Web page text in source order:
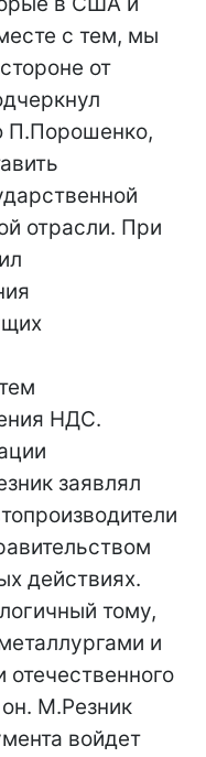
с тем, мы
от
П.Порошенко,
отрасли. При
НДС.
заявлял
действиях.
тому,
и
М.Резник
войдет